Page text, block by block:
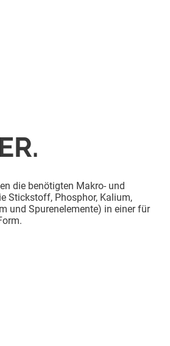
die benötigten Makro- und
Stickstoff, Phosphor, Kalium,
und Spurenelemente) in einer für